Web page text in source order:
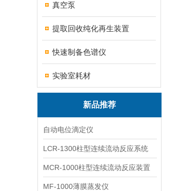
真空泵
提取回收纯化再生装置
快速制备色谱仪
实验室耗材
新品推荐
自动电位滴定仪
LCR-1300柱型连续流动反应系统
MCR-1000柱型连续流动反应装置
MF-1000薄膜蒸发仪